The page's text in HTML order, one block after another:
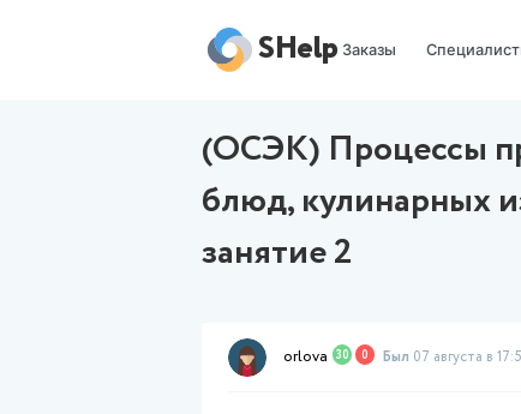
SHelp Заказы
(ОСЭК)
блюд,